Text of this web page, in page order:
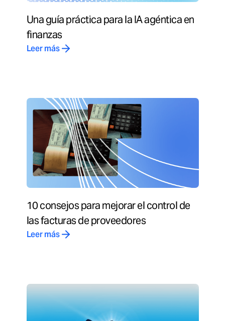
Una guía práctica para la IA agéntica en
finanzas
Leer más
10 consejos para mejorar el control de
las facturas de proveedores
Leer más